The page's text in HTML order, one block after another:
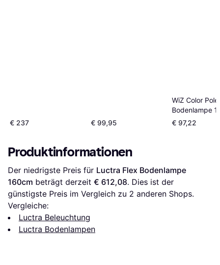
€ 237 € 99,95
WiZ Color Pole
Bodenlampe
€ 97,22
Produktinformationen
Der niedrigste Preis für Luctra Flex Bodenlampe
160cm beträgt derzeit € 612,08. Dies ist der
günstigste Preis im Vergleich zu 2 anderen Shops.
Vergleiche:
Luctra Beleuchtung
Luctra Bodenlampen